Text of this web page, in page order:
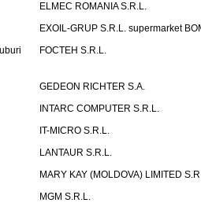
ELMEC ROMANIA S.R.L.
EXOIL-GRUP S.R.L. supermarket
FOCTEH S.R.L.
GEDEON RICHTER S.A.
INTARC COMPUTER S.R.L.
IT-MICRO S.R.L.
LANTAUR S.R.L.
MARY KAY (MOLDOVA) LIMITED
MGM S.R.L.